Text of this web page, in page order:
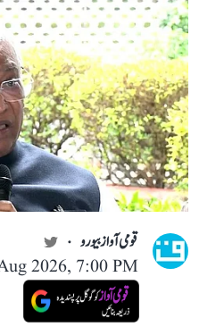
قومی آواز بیورو
2026, 7:00 PM